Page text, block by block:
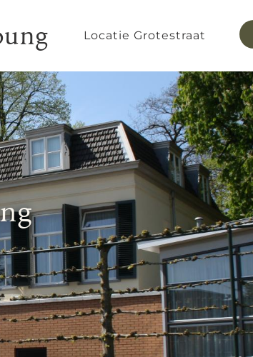
Locatie Grotestraat